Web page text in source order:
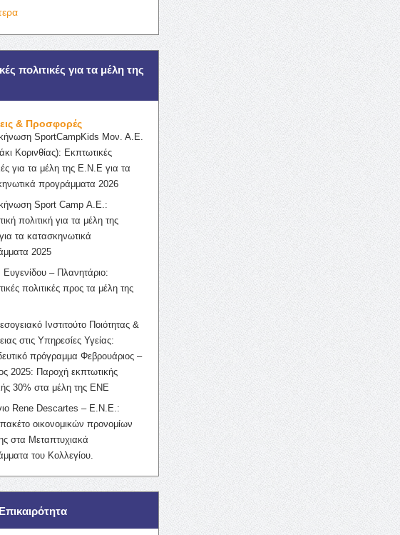
πολιτικές για τα μέλη της
& Προσφορές
SportCampKids Μον. Α.Ε.
Κορινθίας): Εκπτωτικές
για τα μέλη της Ε.Ν.Ε για τα
προγράμματα 2026
Sport Camp Α.Ε.:
πολιτική για τα μέλη της
τα κατασκηνωτικά
2025
Ευγενίδου – Πλανητάριο:
πολιτικές προς τα μέλη της
Ινστιτούτο Ποιότητας &
στις Υπηρεσίες Υγείας:
πρόγραμμα Φεβρουάριος –
2025: Παροχή εκπτωτικής
30% στα μέλη της ΕΝΕ
Rene Descartes – Ε.Ν.Ε.:
πακέτο οικονομικών προνομίων
στα Μεταπτυχιακά
του Κολλεγίου.